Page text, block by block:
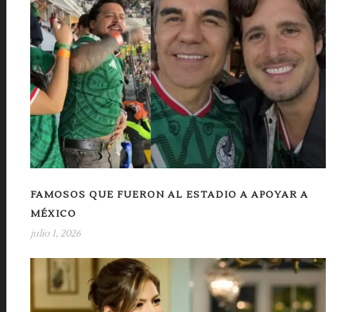
FAMOSOS QUE FUERON AL ESTADIO A APOYAR A
MÉXICO
julio 1, 2026